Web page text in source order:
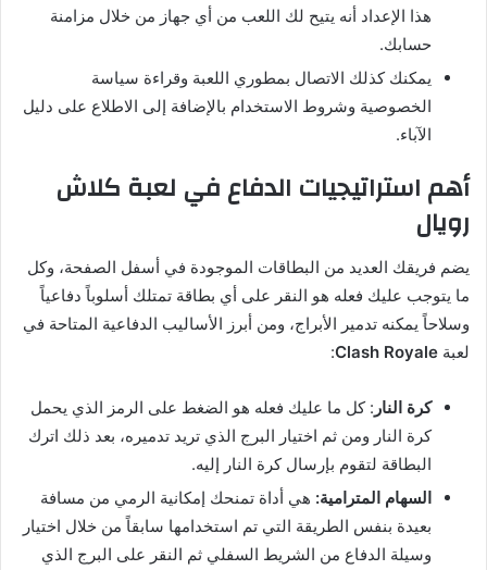
هذا الإعداد أنه يتيح لك اللعب من أي جهاز من خلال مزامنة
حسابك.
يمكنك كذلك الاتصال بمطوري اللعبة وقراءة سياسة
الخصوصية وشروط الاستخدام بالإضافة إلى الاطلاع على دليل
الآباء.
أهم استراتيجيات الدفاع في لعبة كلاش
رويال
يضم فريقك العديد من البطاقات الموجودة في أسفل الصفحة، وكل
ما يتوجب عليك فعله هو النقر على أي بطاقة تمتلك أسلوباً دفاعياً
وسلاحاً يمكنه تدمير الأبراج، ومن أبرز الأساليب الدفاعية المتاحة في
لعبة Clash Royale
:
كرة النار : كل ما عليك فعله هو الضغط على الرمز الذي يحمل
كرة النار ومن ثم اختيار البرج الذي تريد تدميره، بعد ذلك اترك
البطاقة لتقوم بإرسال كرة النار إليه.
السهام المترامية: هي أداة تمنحك إمكانية الرمي من مسافة
بعيدة بنفس الطريقة التي تم استخدامها سابقاً من خلال اختيار
وسيلة الدفاع من الشريط السفلي ثم النقر على البرج الذي